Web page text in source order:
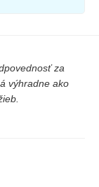
za
výhradne ako